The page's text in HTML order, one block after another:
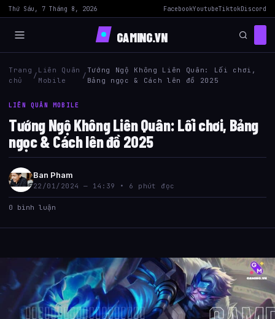
Thứ Sáu, 7 Tháng 8, 2026 FacebookYoutubeTiktokDiscord
GAMING.VN
Trang
chủ
/
Liên Quân
Mobile
/
Tướng Ngộ Không Liên Quân: Lối chơi,
Bảng ngọc & Cách lên đồ 2025
LIÊN QUÂN MOBILE
Tướng Ngộ Không Liên Quân: Lối chơi, Bảng
ngọc & Cách lên đồ 2025
Ban Pham
22/01/2024 — 14:39 • 6 phút đọc
0 bình luận